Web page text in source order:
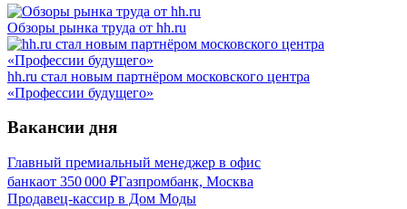
Обзоры рынка труда от hh.ru
hh.ru стал новым партнёром московского центра
«Профессии будущего»
Вакансии дня
Главный премиальный менеджер в офис
банкаот 350 000 ₽Газпромбанк, Москва
Продавец-кассир в Дом Моды